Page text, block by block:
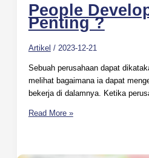
People
Penting ?
Artikel / 2023-12-21
Sebuah perusahaan dapat
melihat bagaimana ia dapat
bekerja di dalamnya. Ketika
Read More »